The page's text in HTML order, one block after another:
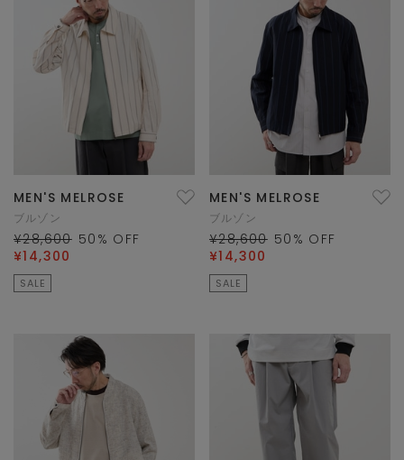
MEN'S MELROSE
ブルゾン
¥28,600 50 % OFF
¥14,300
SALE
MEN'S MELROSE
ブルゾン
¥28,600 50 % OFF
¥14,300
SALE